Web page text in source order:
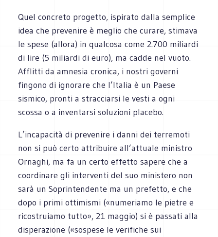
Quel concreto progetto, ispirato dalla semplice
idea che prevenire è meglio che curare, stimava
le spese (allora) in qualcosa come 2.700 miliardi
di lire (5 miliardi di euro), ma cadde nel vuoto.
Afflitti da amnesia cronica, i nostri governi
fingono di ignorare che l’Italia è un Paese
sismico, pronti a stracciarsi le vesti a ogni
scossa o a inventarsi soluzioni placebo.
L’incapacità di prevenire i danni dei terremoti
non si può certo attribuire all’attuale ministro
Ornaghi, ma fa un certo effetto sapere che a
coordinare gli interventi del suo ministero non
sarà un Soprintendente ma un prefetto, e che
dopo i primi ottimismi («numeriamo le pietre e
ricostruiamo tutto», 21 maggio) si è passati alla
disperazione («sospese le verifiche sui